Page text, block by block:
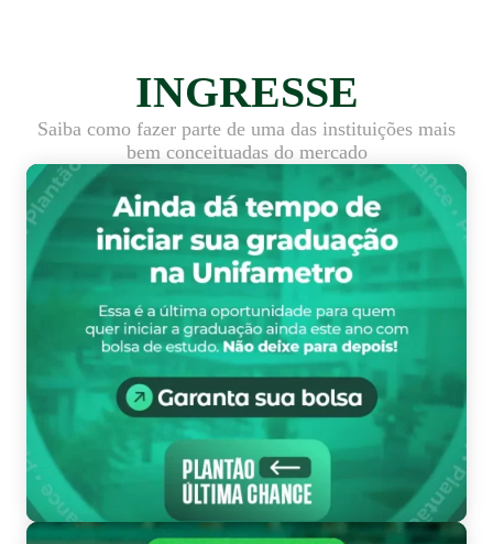
INGRESSE
Saiba como fazer parte de uma das instituições mais
bem conceituadas do mercado